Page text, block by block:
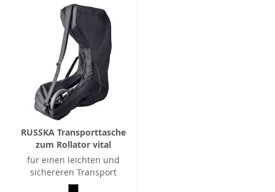
RUSSKA Transporttasche
zum Rollator vital
für einen leichten und
sichereren Transport